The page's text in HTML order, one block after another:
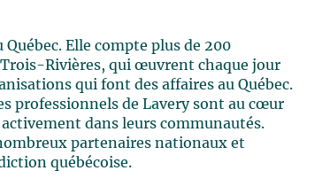
Elle compte plus de 200
Rivières, qui œuvrent chaque jour
qui font des affaires au Québec.
professionnels de Lavery sont au cœur
dans leurs communautés.
partenaires nationaux et
québécoise.